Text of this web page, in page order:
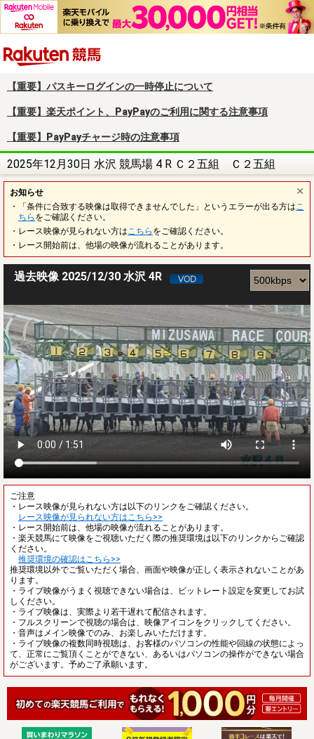
【重要】パスキーログインの一時停止について
【重要】楽天ポイント、PayPayのご利用に関する注意事項
【重要】PayPayチャージ時の注意事項
2025年12月30日 水沢 競馬場 4 R Ｃ２五組 Ｃ２五組
お知らせ
・「条件に合致する映像は取得できませんでした」というエラーが出る方は こ
ちら をご確認ください。
・レース映像が見られない方は こちら をご確認ください。
・レース開始前は、他場の映像が流れることがあります。
過去映像 2025/12/30 水沢 4R
ご注意
・レース映像が見られない方は以下のリンクをご確認ください。
レース映像が見られない方はこちら>>
・レース開始前は、他場の映像が流れることがあります。
・楽天競馬にて映像をご視聴いただく際の推奨環境は以下のリンクからご確認
ください。
推奨環境の確認はこちら>>
推奨環境以外でご覧いただく場合、画面や映像が正しく表示されないことがあ
ります。
・ライブ映像がうまく視聴できない場合は、ビットレート設定を変更してお試
しください。
・ライブ映像は、実際より若干遅れて配信されます。
・フルスクリーンで視聴の場合は、映像アイコンをクリックしてください。
・音声はメイン映像でのみ、お楽しみいただけます。
・ライブ映像の複数同時視聴は、お客様のパソコンの性能や回線の状態によっ
て、正常にご覧頂くことができない、あるいはパソコンの操作ができない場合
がございます。予めご了承願います。